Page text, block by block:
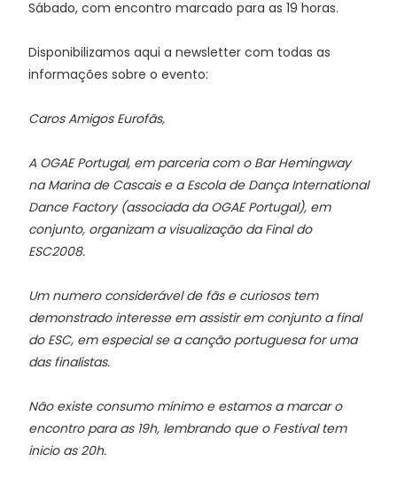
Sábado, com encontro marcado para as 19 horas.
Disponibilizamos aqui a newsletter com todas as
informações sobre o evento:
Caros Amigos Eurofãs,
A OGAE Portugal, em parceria com o Bar Hemingway
na Marina de Cascais e a Escola de Dança International
Dance Factory (associada da OGAE Portugal), em
conjunto, organizam a visualização da Final do
ESC2008.
Um numero considerável de fãs e curiosos tem
demonstrado interesse em assistir em conjunto a final
do ESC, em especial se a canção portuguesa for uma
das finalistas.
Não existe consumo mínimo e estamos a marcar o
encontro para as 19h, lembrando que o Festival tem
inicio as 20h.